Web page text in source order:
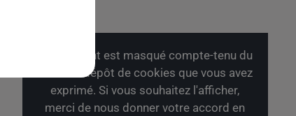
Cet élément est masqué compte-tenu du
refus du dépôt de cookies que vous avez
exprimé. Si vous souhaitez l'afficher,
merci de nous donner votre accord en